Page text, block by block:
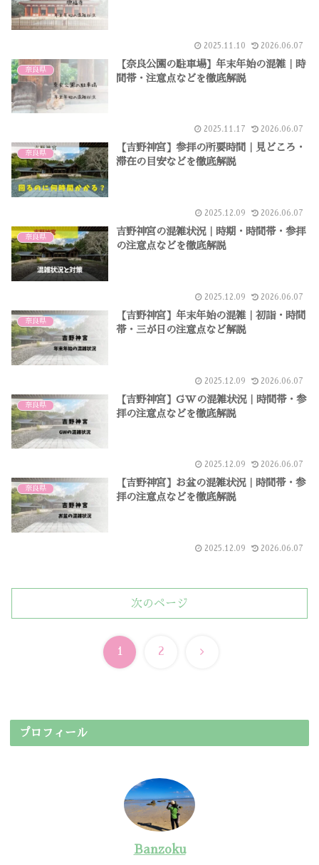
2025.11.10 2026.06.07
奈良県
【奈良公園の駐車場】年末年始の混雑｜時
間帯・注意点などを徹底解説
2025.11.17 2026.06.07
奈良県
【吉野神宮】参拝の所要時間｜見どころ・
滞在の目安などを徹底解説
2025.12.09 2026.06.07
奈良県
吉野神宮の混雑状況｜時期・時間帯・参拝
の注意点などを徹底解説
2025.12.09 2026.06.07
奈良県
【吉野神宮】年末年始の混雑｜初詣・時間
帯・三が日の注意点など解説
2025.12.09 2026.06.07
奈良県
【吉野神宮】GWの混雑状況｜時間帯・参
拝の注意点などを徹底解説
2025.12.09 2026.06.07
奈良県
【吉野神宮】お盆の混雑状況｜時間帯・参
拝の注意点などを徹底解説
2025.12.09 2026.06.07
次のページ
1 2 次
プロフィール
Banzoku